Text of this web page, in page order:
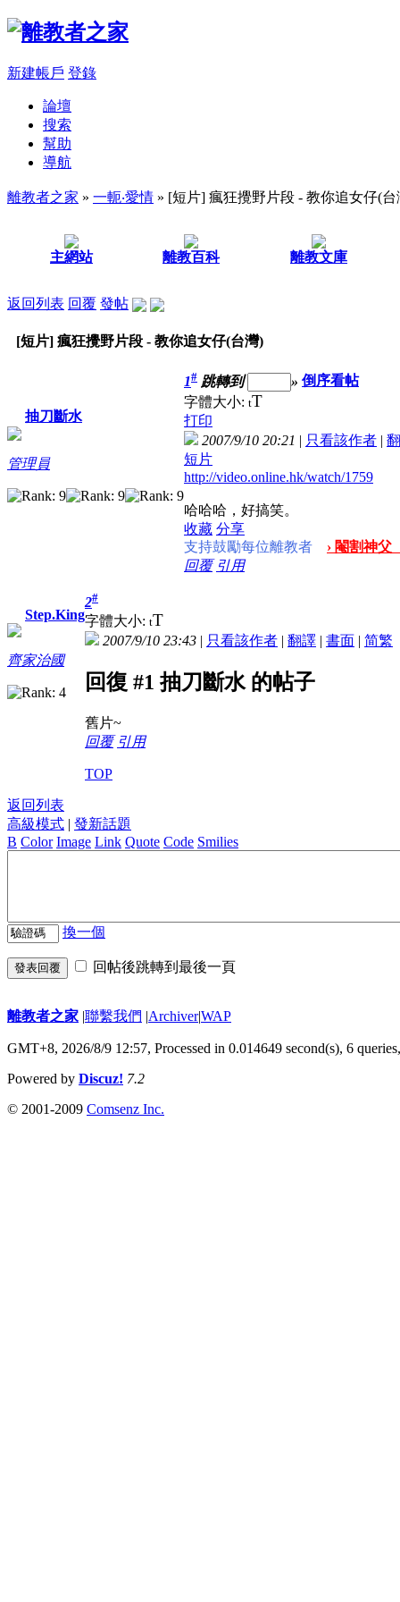
新建帳戶 登錄
論壇
搜索
幫助
導航
離教者之家 » 一軛‧愛情 » [短片] 瘋狂攪野片段 - 教你追女仔(台
主網站 離教百科 離教文庫
返回列表 回覆 發帖
[短片] 瘋狂攪野片段 - 教你追女仔(台灣)
抽刀斷水
管理員
1# 跳轉到 » 倒序看帖
字體大小: tT
打印
2007/9/10 20:21 | 只看該作者 |
短片
http://video.online.hk/watch/1759
哈哈哈，好搞笑。
收藏 分享
支持鼓勵每位離教者
› 閹割神
回覆 引用
Step.King
齊家治國
2#
字體大小: tT
2007/9/10 23:43 | 只看該作者 | 翻譯 | 書面 | 简繁
回復 #1 抽刀斷水 的帖子
舊片~
回覆 引用
TOP
返回列表
高級模式 | 發新話題
B Color Image Link Quote Code Smilies
換一個
發表回覆 回帖後跳轉到最後一頁
離教者之家 |聯繫我們 |Archiver|WAP
GMT+8, 2026/8/9 12:57, Processed in 0.014649 second(s), 6
Powered by Discuz! 7.2
© 2001-2009 Comsenz Inc.